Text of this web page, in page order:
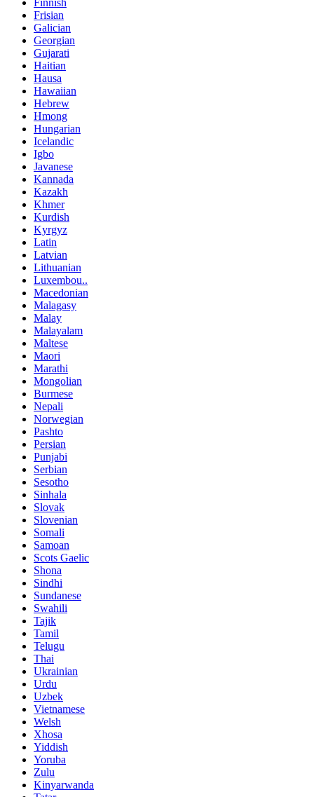
Frisian
Galician
Georgian
Gujarati
Haitian
Hausa
Hawaiian
Hebrew
Hmong
Hungarian
Icelandic
Igbo
Javanese
Kannada
Kazakh
Khmer
Kurdish
Kyrgyz
Latin
Latvian
Lithuanian
Luxembou..
Macedonian
Malagasy
Malay
Malayalam
Maltese
Maori
Marathi
Mongolian
Burmese
Nepali
Norwegian
Pashto
Persian
Punjabi
Serbian
Sesotho
Sinhala
Slovak
Slovenian
Somali
Samoan
Scots Gaelic
Shona
Sindhi
Sundanese
Swahili
Tajik
Tamil
Telugu
Thai
Ukrainian
Urdu
Uzbek
Vietnamese
Welsh
Xhosa
Yiddish
Yoruba
Zulu
Kinyarwanda